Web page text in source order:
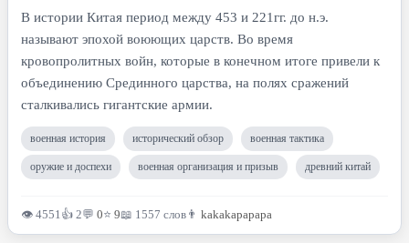
В истории Китая период между 453 и 221гг. до н.э.
называют эпохой воюющих царств. Во время
кровопролитных войн, которые в конечном итоге привели к
объединению Срединного царства, на полях сражений
сталкивались гигантские армии.
военная история исторический обзор военная тактика
оружие и доспехи военная организация и призыв древний китай
👁 4551👍 2💬 0⭐ 9📖 1557 слов 👨 kakakapapapa